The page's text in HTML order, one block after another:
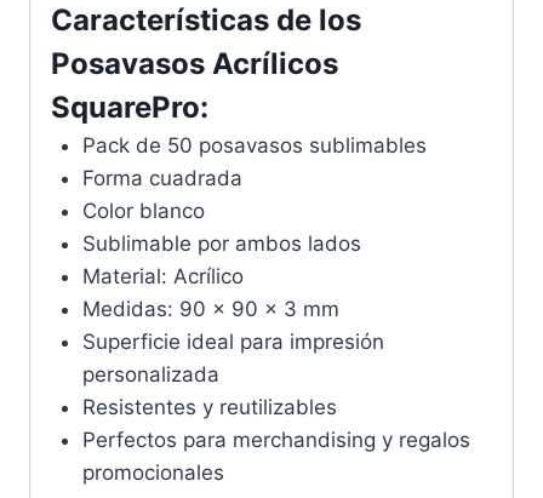
Características de los
Posavasos Acrílicos
SquarePro:
Pack de 50 posavasos sublimables
Forma cuadrada
Color blanco
Sublimable por ambos lados
Material: Acrílico
Medidas: 90 x 90 x 3 mm
Superficie ideal para impresión
personalizada
Resistentes y reutilizables
Perfectos para merchandising y regalos
promocionales